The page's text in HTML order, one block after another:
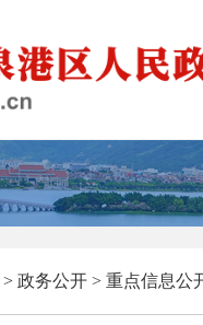
> 政务公开 > 重点信息公